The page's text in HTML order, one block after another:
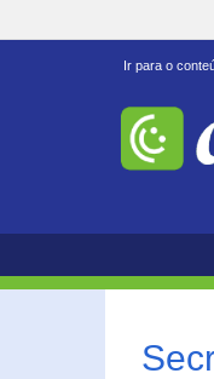
Ir para o